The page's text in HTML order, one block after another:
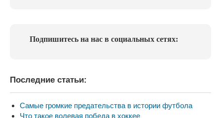
Подпишитесь на нас в социальных сетях:
Последние статьи:
Самые громкие предательства в истории футбола
Что такое волевая победа в хоккее